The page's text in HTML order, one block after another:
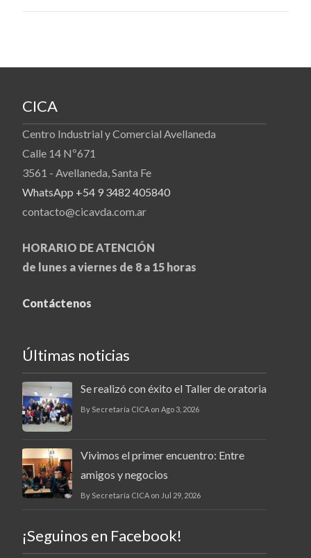
CICA
Centro Industrial y Comercial Avellaneda
Calle 14 Nº671
3561 - Avellaneda, Santa Fe
WhatsApp +54 9 3482 405840
contacto@cicavda.com.ar
HORARIO DE ATENCIÓN
de lunes a viernes de 8 a 15 horas
Contáctenos
Últimas noticias
Se realizó con éxito el Taller de oratoria
By Secretaría CICA on Ago 3, 2026
Vivimos el primer encuentro: Entre
amigos y negocios
By Secretaría CICA on Jul 29, 2026
¡Seguinos en Facebook!